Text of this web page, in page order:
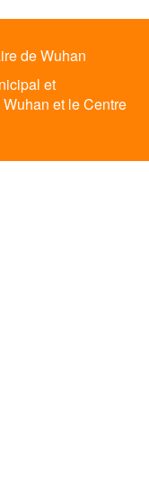
de Wuhan
et
et le Centre